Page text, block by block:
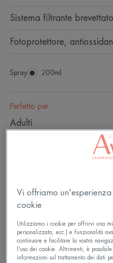
Sistema filtrante
Fotoprotettore,
Spray Spray
200ml
Perfetto per
Adulti
Esigenze
Fotoprotezione
Prodotto in Francia
Vi offriamo
cookie
Utilizziamo i cookie per offrirvi una
personalizzata, ecc.) e funzionalità
continuare e facilitare la vostra
l'uso dei cookie. Altrimenti, è
informazioni sul trattamento dei dati